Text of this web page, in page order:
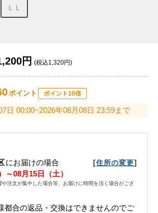
ＬＬ
円 (税込1,320円)
ポイント ポイント10倍
日 00:00~2026年08月08日 23:59まで
にお届けの場合 [住所の変更]
～08月15日（土）
や注文が集中した場合等、お届けに時間を頂く場合がござ
都合の返品・交換はできませんのでご